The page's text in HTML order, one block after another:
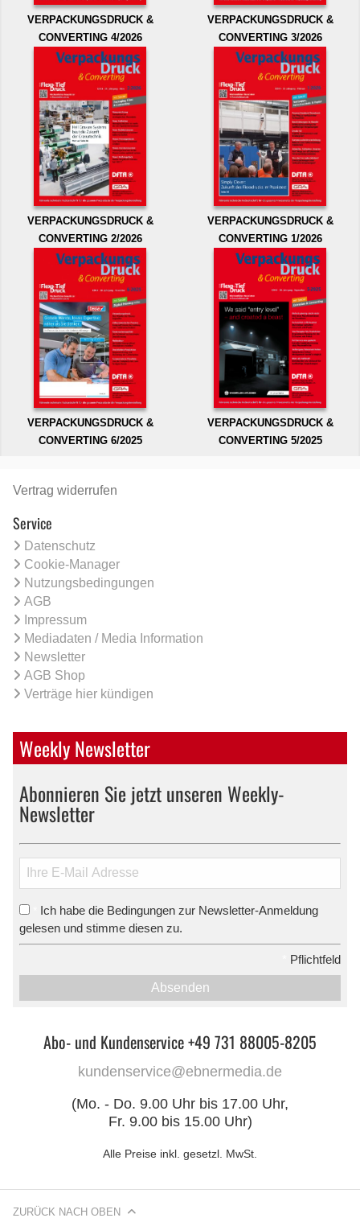
VERPACKUNGSDRUCK &
CONVERTING 4/2026
VERPACKUNGSDRUCK &
CONVERTING 3/2026
VERPACKUNGSDRUCK &
CONVERTING 2/2026
VERPACKUNGSDRUCK &
CONVERTING 1/2026
VERPACKUNGSDRUCK &
CONVERTING 6/2025
VERPACKUNGSDRUCK &
CONVERTING 5/2025
Vertrag widerrufen
Service
Datenschutz
Cookie-Manager
Nutzungsbedingungen
AGB
Impressum
Mediadaten / Media Information
Newsletter
AGB Shop
Verträge hier kündigen
Weekly Newsletter
Abonnieren Sie jetzt unseren Weekly-
Newsletter
Ich habe die Bedingungen zur Newsletter-Anmeldung
gelesen und stimme diesen zu.
Pflichtfeld
Absenden
Abo- und Kundenservice +49 731 88005-8205
kundenservice@ebnermedia.de
(Mo. - Do. 9.00 Uhr bis 17.00 Uhr,
Fr. 9.00 bis 15.00 Uhr)
Alle Preise inkl. gesetzl. MwSt.
ZURÜCK NACH OBEN